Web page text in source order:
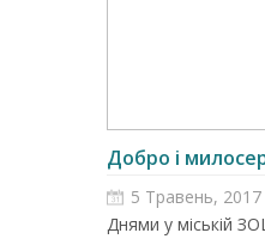
Добро і
5 Травень, 2017
Днями у міській